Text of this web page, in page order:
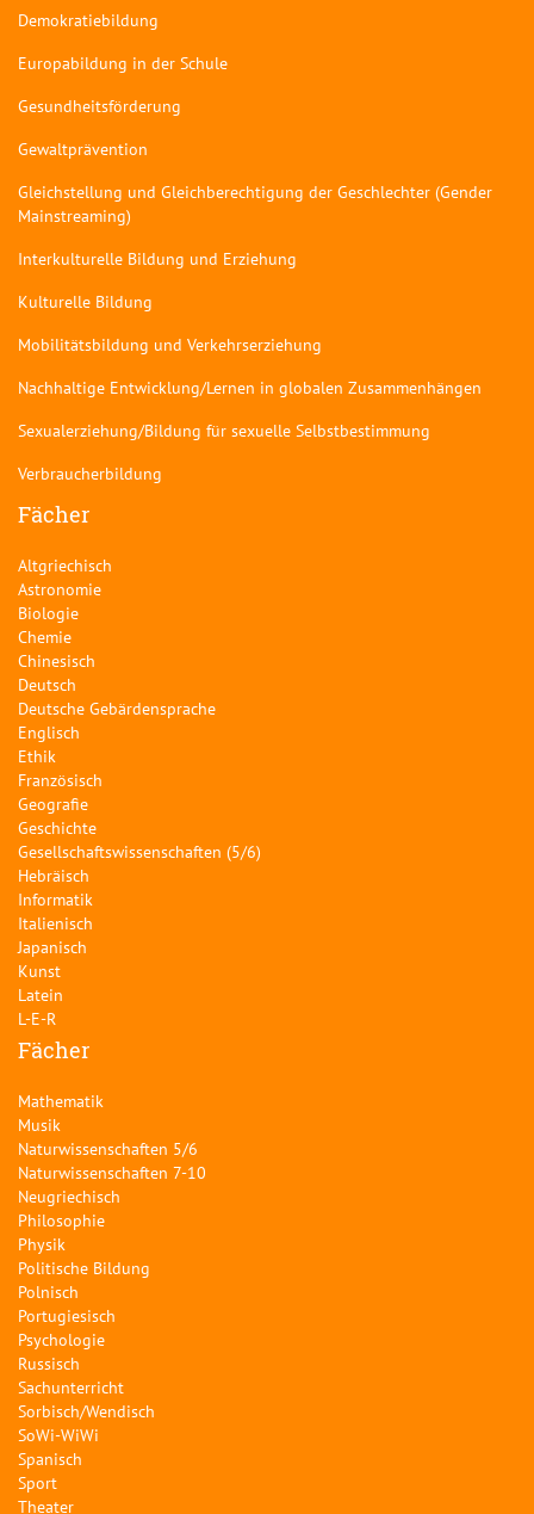
Demokratiebildung
Europabildung in der Schule
Gesundheitsförderung
Gewaltprävention
Gleichstellung und Gleichberechtigung der Geschlechter (Gender
Mainstreaming)
Interkulturelle Bildung und Erziehung
Kulturelle Bildung
Mobilitätsbildung und Verkehrserziehung
Nachhaltige Entwicklung/Lernen in globalen Zusammenhängen
Sexualerziehung/Bildung für sexuelle Selbstbestimmung
Verbraucherbildung
Fächer
Altgriechisch
Astronomie
Biologie
Chemie
Chinesisch
Deutsch
Deutsche Gebärdensprache
Englisch
Ethik
Französisch
Geografie
Geschichte
Gesellschaftswissenschaften (5/6)
Hebräisch
Informatik
Italienisch
Japanisch
Kunst
Latein
L-E-R
Fächer
Mathematik
Musik
Naturwissenschaften 5/6
Naturwissenschaften 7-10
Neugriechisch
Philosophie
Physik
Politische Bildung
Polnisch
Portugiesisch
Psychologie
Russisch
Sachunterricht
Sorbisch/Wendisch
SoWi-WiWi
Spanisch
Sport
Theater